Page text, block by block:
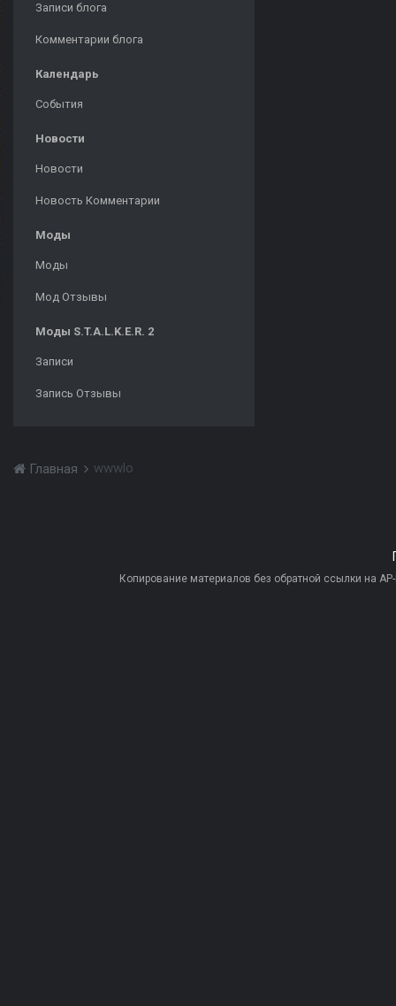
Записи блога
Комментарии блога
Календарь
События
Новости
Новости
Новость Комментарии
Моды
Моды
Мод Отзывы
Моды S.T.A.L.K.E.R. 2
Записи
Запись Отзывы
Главная wwwlo
Копирование материалов без обратной ссылки на